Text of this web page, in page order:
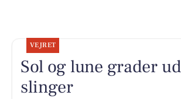
VEJRET
Sol og lune grader
slinger